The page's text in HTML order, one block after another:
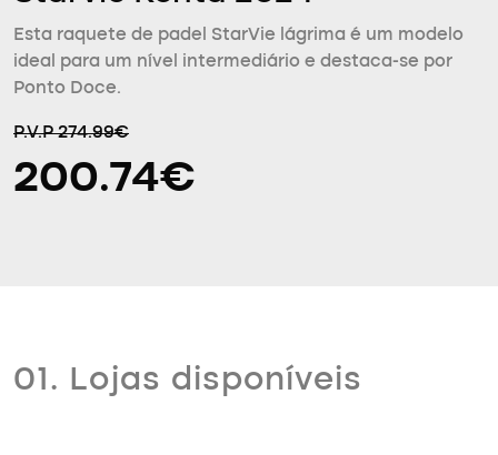
Esta raquete de padel StarVie lágrima é um modelo
ideal para um nível intermediário e destaca-se por
Ponto Doce.
P.V.P 274.99€
200.74€
01. Lojas disponíveis